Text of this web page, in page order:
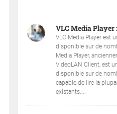
VLC Media
VLC Media Player est
disponible sur de
Media Player,
VideoLAN Client, est
disponible sur de
capable de lire la
existants....